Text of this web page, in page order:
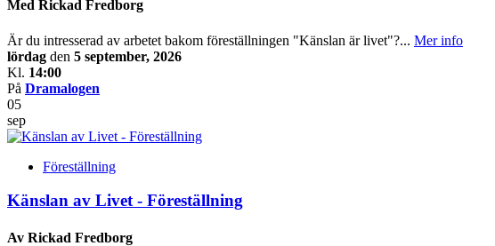
Med Rickad Fredborg
Är du intresserad av arbetet bakom föreställningen "Känslan är livet"?... Mer info
lördag den 5 september, 2026
Kl. 14:00
På Dramalogen
05
sep
Föreställning
Känslan av Livet - Föreställning
Av Rickad Fredborg